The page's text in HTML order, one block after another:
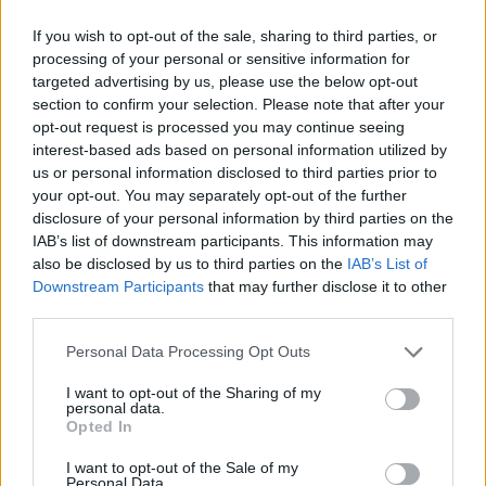
If you wish to opt-out of the sale, sharing to third parties, or
processing of your personal or sensitive information for
targeted advertising by us, please use the below opt-out
section to confirm your selection. Please note that after your
opt-out request is processed you may continue seeing
interest-based ads based on personal information utilized by
us or personal information disclosed to third parties prior to
your opt-out. You may separately opt-out of the further
disclosure of your personal information by third parties on the
IAB’s list of downstream participants. This information may
also be disclosed by us to third parties on the IAB’s List of
Downstream Participants that may further disclose it to other
Please note that this website/app uses one or more Google
not limited to your visit or usage behaviour. You may click to
grant or deny consent to Google and its third-party tags to
use your data for below specified purposes in below Google
consent section.
Personal Data Processing Opt Outs
I want to opt-out of the Sharing of my
personal data.
Opted In
I want to opt-out of the Sale of my
Personal Data.
MAGYAR ÉPÍTŐK
Útépítés